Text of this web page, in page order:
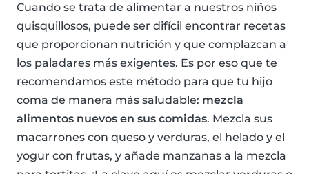
Cuando se trata de alimentar a nuestros niños
quisquillosos, puede ser difícil encontrar recetas
que proporcionan nutrición y que complazcan a
los paladares más exigentes. Es por eso que te
recomendamos este método para que tu hijo
coma de manera más saludable: mezcla
alimentos nuevos en sus comidas. Mezcla sus
macarrones con queso y verduras, el helado y el
yogur con frutas, y añade manzanas a la mezcla